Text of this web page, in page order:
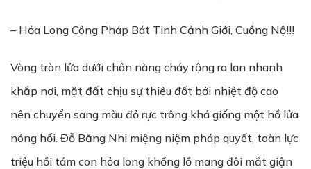
– Hỏa Long Công Pháp Bát Tinh Cảnh Giới, Cuồng Nộ!!!
Vòng tròn lửa dưới chân nàng cháy rộng ra lan nhanh
khắp nơi, mặt đất chịu sự thiêu đốt bởi nhiệt độ cao
nên chuyển sang màu đỏ rực trông khá giống một hồ lửa
nóng hổi. Đỗ Băng Nhi miệng niệm pháp quyết, toàn lực
triệu hồi tám con hỏa long khổng lồ mang đôi mắt giận